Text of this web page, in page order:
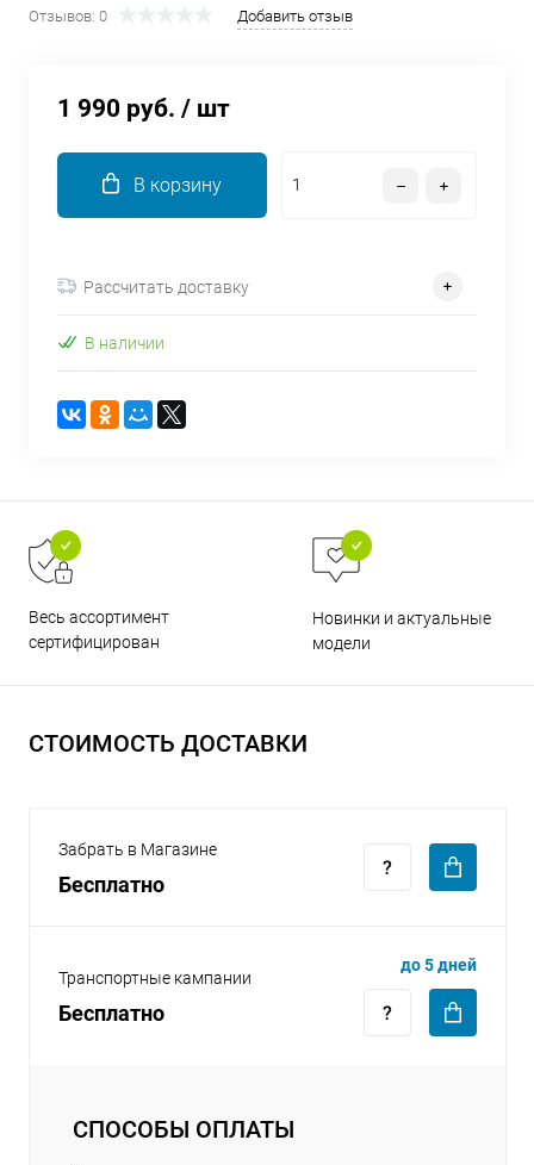
Отзывов: 0 Добавить отзыв
1 990 руб. / шт
В корзину
Рассчитать доставку
В наличии
Весь ассортимент
сертифицирован
Новинки и актуальные
модели
СТОИМОСТЬ ДОСТАВКИ
Забрать в Магазине
Бесплатно
Транспортные кампании
Бесплатно
до 5 дней
СПОСОБЫ ОПЛАТЫ
недели
Остались вопросы?